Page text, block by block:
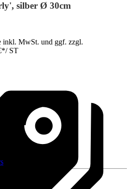
silber Ø 30cm
MwSt. und ggf. zzgl.
*/ ST